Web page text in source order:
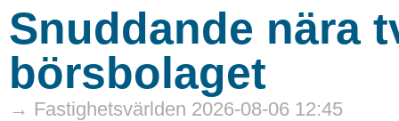
Snuddande nära
börsbolaget
→ Fastighetsvärlden 2026-08-06 12:45